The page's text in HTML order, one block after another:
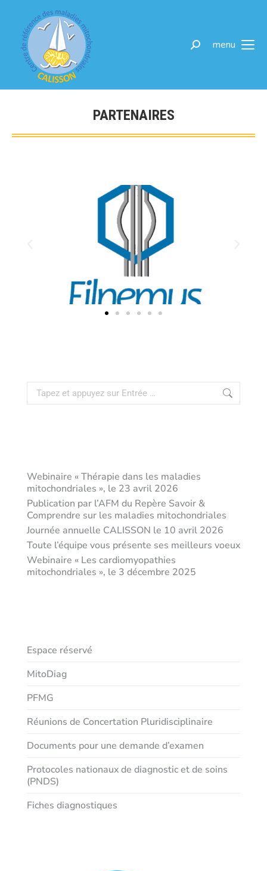
menu
PARTENAIRES
Webinaire « Thérapie dans les maladies
mitochondriales », le 23 avril 2026
Publication par l’AFM du Repère Savoir &
Comprendre sur les maladies mitochondriales
Journée annuelle CALISSON le 10 avril 2026
Toute l’équipe vous présente ses meilleurs voeux
Webinaire « Les cardiomyopathies
mitochondriales », le 3 décembre 2025
Espace réservé
MitoDiag
PFMG
Réunions de Concertation Pluridisciplinaire
Documents pour une demande d’examen
Protocoles nationaux de diagnostic et de soins
(PNDS)
Fiches diagnostiques